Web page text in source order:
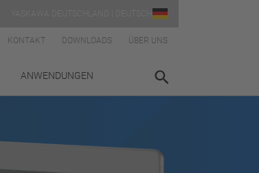
KONTAKT DOWNLOADS ÜBER UNS
ANWENDUNGEN